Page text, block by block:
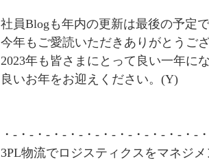
社員Blogも年内の更新は最後の予定
今年もご愛読いただきありがとうご
2023年も皆さまにとって良い一年に
良いお年をお迎えください。(Y)
・-・-・-・-・-・-・-・-・-・-・-・-
3PL物流でロジスティクスをマネジ